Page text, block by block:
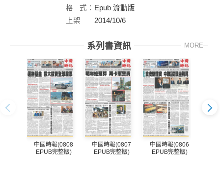
格
式： Epub 流動版
上架
2014/10/6
系列書資訊 MORE
中國時報(0808
EPUB完整版)
中國時報(0807
EPUB完整版)
中國時報(0806
EPUB完整版)